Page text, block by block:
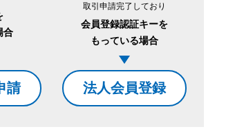
合
請
取引申請完了しており
会員登録認証キーを
もっている場合
法人会員登録